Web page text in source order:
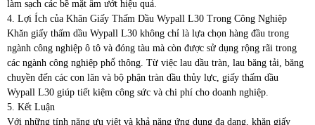
làm sạch các bề mặt ẩm ướt hiệu quả.
4. Lợi Ích của Khăn Giấy Thấm Dầu Wypall L30 Trong Công Nghiệp
Khăn giấy thấm dầu Wypall L30 không chỉ là lựa chọn hàng đầu trong
ngành công nghiệp ô tô và đóng tàu mà còn được sử dụng rộng rãi trong
các ngành công nghiệp phổ thông. Từ việc lau dầu tràn, lau băng tải, băng
chuyền đến các con lăn và bộ phận tràn dầu thủy lực, giấy thấm dầu
Wypall L30 giúp tiết kiệm công sức và chi phí cho doanh nghiệp.
5. Kết Luận
Với những tính năng ưu việt và khả năng ứng dụng đa dạng, khăn giấy